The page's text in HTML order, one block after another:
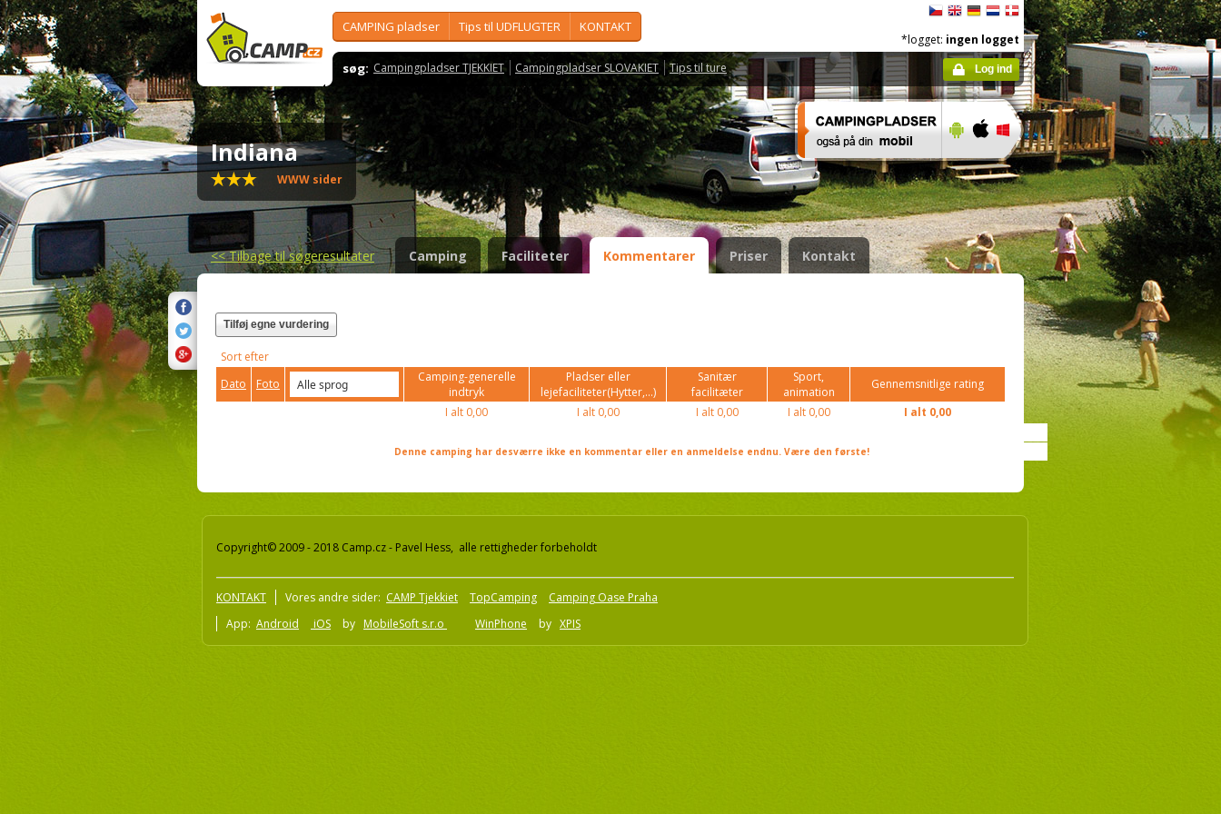
CAMPING pladser Tips til UDFLUGTER KONTAKT
søg: Campingpladser TJEKKIET Campingpladser SLOVAKIET Tips til ture
*logget: ingen logget
Log ind
Indiana
WWW sider
<<Tilbage til søgeresultater Camping Faciliteter Kommentarer Priser Kontakt
Tilføj egne vurdering
Sort efter
Dato
Foto
Camping-generelle
indtryk
Pladser eller
lejefaciliteter(Hytter,...)
Sanitær
facilitæter
Sport,
animation
Gennemsnitlige rating
I alt 0,00 I alt0,00 I alt0,00 I alt0,00 I alt 0,00
Denne camping har desværre ikke en kommentar eller en anmeldelse endnu. Være den første!
Copyright© 2009 - 2018 Camp.cz - Pavel Hess, alle rettigheder forbeholdt
KONTAKT Vores andre sider: CAMP Tjekkiet TopCamping
Camping Oase Praha
App: Android iOS by MobileSoft s.r.o WinPhone by XPIS